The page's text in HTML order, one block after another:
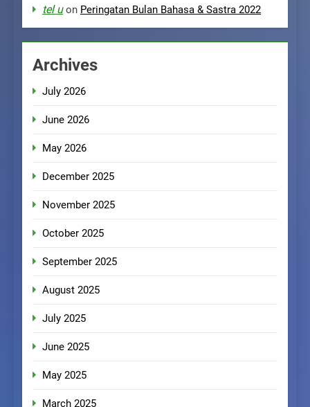
tel uon Peringatan Bulan Bahasa & Sastra 2022
Archives
July 2026
June 2026
May 2026
December 2025
November 2025
October 2025
September 2025
August 2025
July 2025
June 2025
May 2025
March 2025